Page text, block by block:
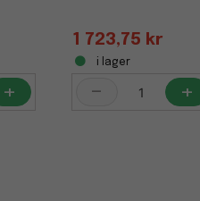
+
1 723,75 kr
i lager
- +